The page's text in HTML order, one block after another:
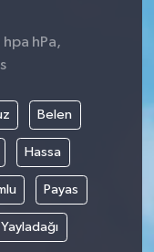
hpa hPa,
Belen
Hassa
Payas
Yayladağı